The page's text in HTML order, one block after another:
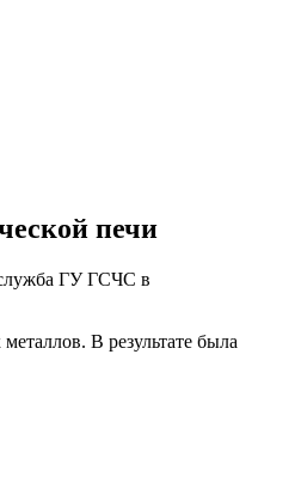
печи
служба ГУ ГСЧС в
В результате была